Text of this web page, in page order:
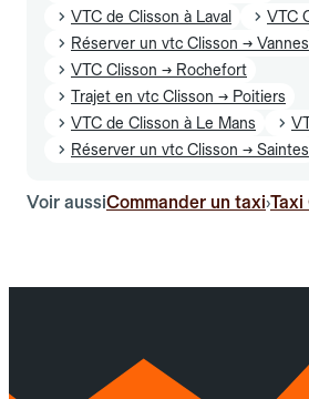
VTC de Clisson à Laval
VTC
Réserver un vtc Clisson → Vannes
VTC Clisson → Rochefort
Trajet en vtc Clisson → Poitiers
VTC de Clisson à Le Mans
Réserver un vtc Clisson → Saintes
Voir aussiCommander un taxi›Taxi